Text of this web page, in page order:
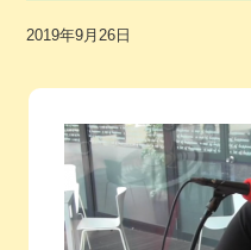
2019年9月26日